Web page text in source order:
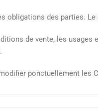
obligations des parties.
de vente, les
ponctuellement les